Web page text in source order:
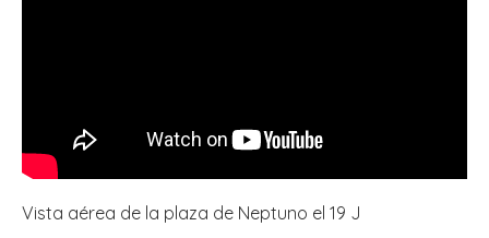
Vista aérea de la plaza de Neptuno el 19 J